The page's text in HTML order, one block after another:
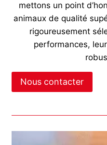
mettons un point
animaux de qualité
rigoureusement
performances,
Nous contacter